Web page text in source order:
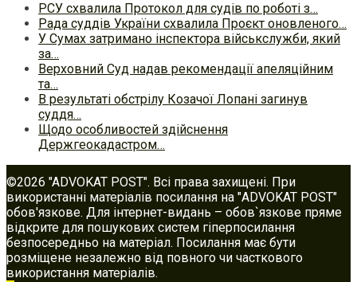
РСУ схвалила Протокол для судів по роботі з…
Рада суддів України схвалила Проєкт оновленого…
У Сумах затримано інспектора військслужби, який
за…
Верховний Суд надав рекомендації апеляційним
та…
В результаті обстрілу Козачої Лопані загинув
суддя…
Щодо особливостей здійснення
Держгеокадастром…
©2026 "ADVOKAT POST". Всі права захищені. При
використанні матеріалів посилання на "ADVOKAT POST"
обов'язкове. Для інтернет-видань – обов`язкове пряме
відкрите для пошукових систем гіперпосилання
безпосередньо на матеріал. Посилання має бути
розміщене незалежно від повного чи часткового
використання матеріалів.